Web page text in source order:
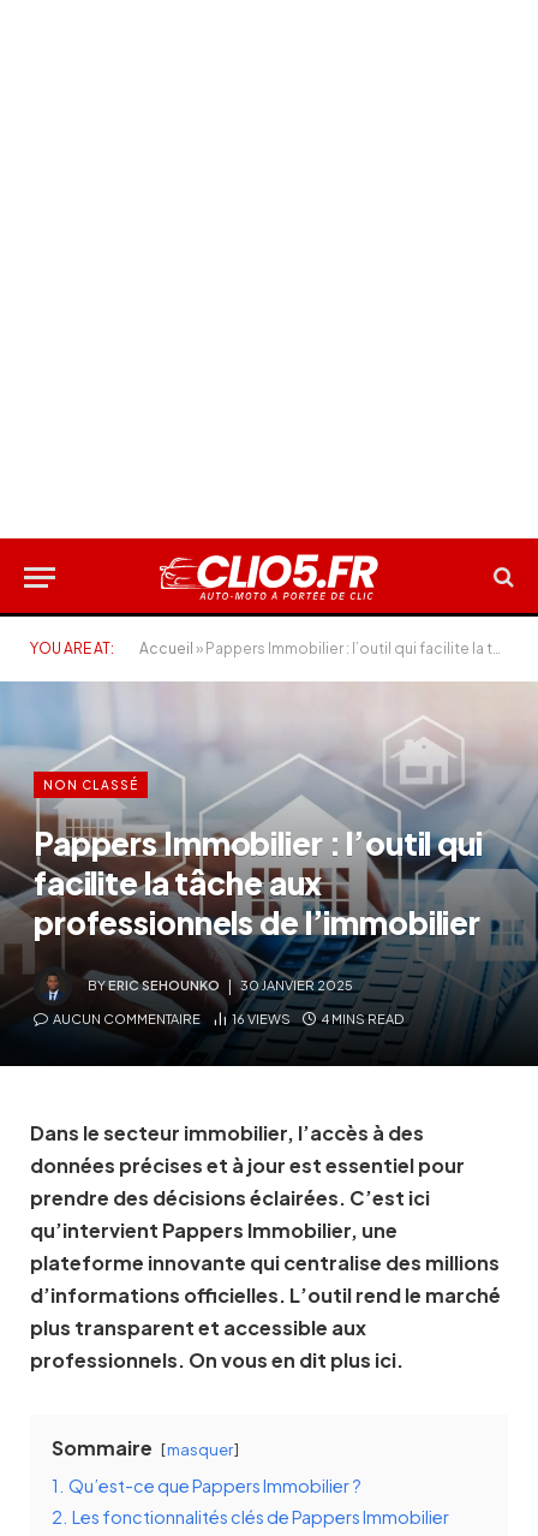
YOU ARE AT: Accueil » Pappers Immobilier : l’outil qui facilite la tâche aux professionnels de l’immobilier
NON CLASSÉ
Pappers Immobilier : l’outil qui
facilite la tâche aux
professionnels de l’immobilier
BYERIC SEHOUNKO 30 JANVIER 2025
AUCUN COMMENTAIRE 16VIEWS 4 MINS READ
Dans le secteur immobilier, l’accès à des
données précises et à jour est essentiel pour
prendre des décisions éclairées. C’est ici
qu’intervient Pappers Immobilier, une
plateforme innovante qui centralise des millions
d’informations officielles. L’outil rend le marché
plus transparent et accessible aux
professionnels. On vous en dit plus ici.
Sommaire masquer
1. Qu’est-ce que Pappers Immobilier ?
2. Les fonctionnalités clés de Pappers Immobilier